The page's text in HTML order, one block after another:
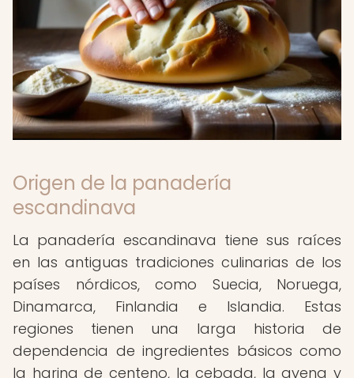
Origen de la panadería
escandinava
La panadería escandinava tiene sus raíces
en las antiguas tradiciones culinarias de los
países nórdicos, como Suecia, Noruega,
Dinamarca, Finlandia e Islandia. Estas
regiones tienen una larga historia de
dependencia de ingredientes básicos como
la harina de centeno, la cebada, la avena y